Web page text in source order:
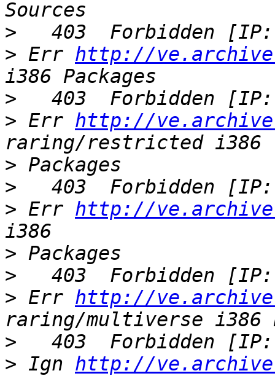
>
> Err http://
>
> Err http://
>
>
> Err http://
>
>
> Err http://
>
> Ign http://